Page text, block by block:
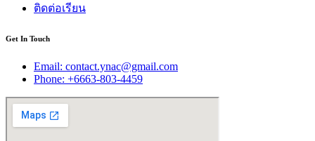
ติดต่อเรียน
Get In Touch
Email: contact.ynac@gmail.com
Phone: +6663-803-4459